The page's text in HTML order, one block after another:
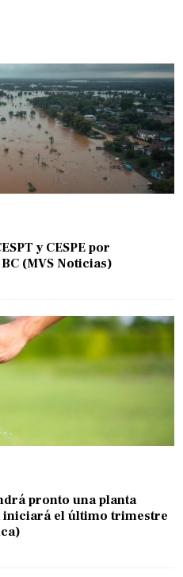
y CESPE por
(MVS Noticias)
pronto una planta
iniciará el último trimestre